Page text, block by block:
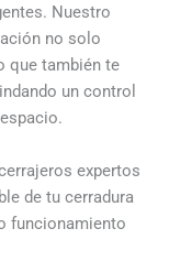
Nuestro
no solo
que también te
un control
expertos
de tu cerradura
funcionamiento